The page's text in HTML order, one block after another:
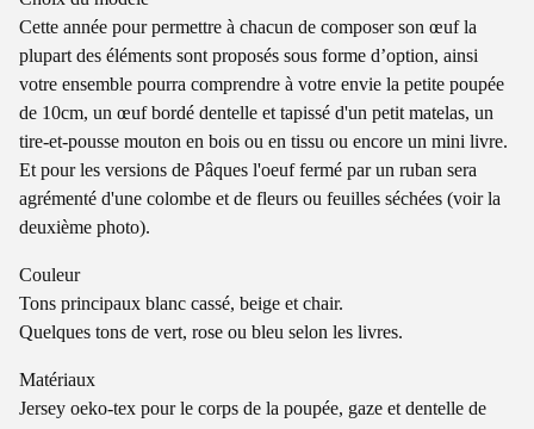
Cette année pour permettre à chacun de composer son œuf la
plupart des éléments sont proposés sous forme d’option, ainsi
votre ensemble pourra comprendre à votre envie la petite poupée
de 10cm, un œuf bordé dentelle et tapissé d'un petit matelas, un
tire-et-pousse mouton en bois ou en tissu ou encore un mini livre.
Et pour les versions de Pâques l'oeuf fermé par un ruban sera
agrémenté d'une colombe et de fleurs ou feuilles séchées (voir la
deuxième photo).
Couleur
Tons principaux blanc cassé, beige et chair.
Quelques tons de vert, rose ou bleu selon les livres.
Matériaux
Jersey oeko-tex pour le corps de la poupée, gaze et dentelle de